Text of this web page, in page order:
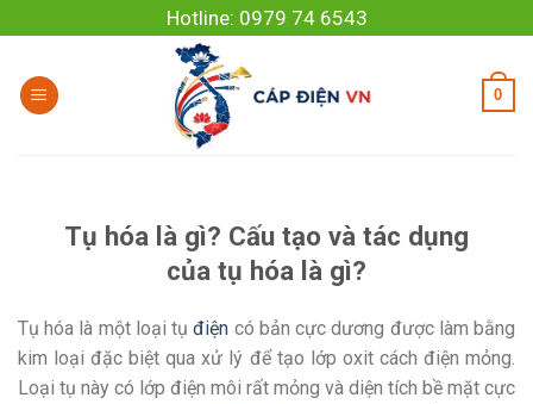
to
content
Hotline: 0979 74 6543
0
Tụ hóa là gì? Cấu tạo và tác dụng
của tụ hóa là gì?
Tụ hóa là một loại tụđiện có bản cực dương được làm bằng
kim loại đặc biệt qua xử lý để tạo lớp oxit cách điện mỏng.
Loại tụ này có lớp điện môi rất mỏng và diện tích bề mặt cực